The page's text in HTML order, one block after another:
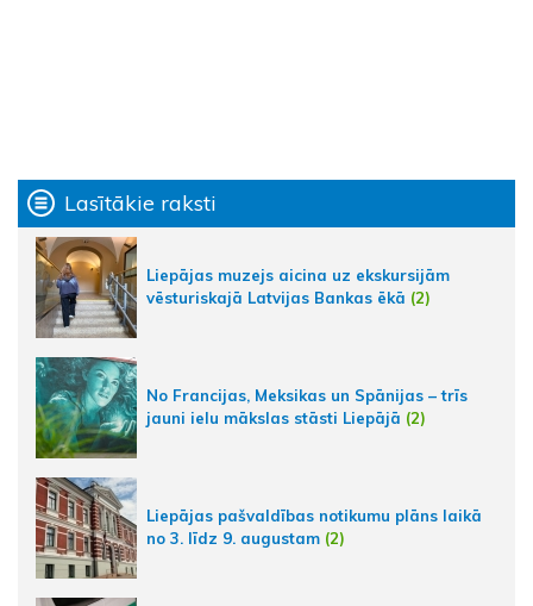
Lasītākie raksti
Liepājas muzejs aicina uz ekskursijām
vēsturiskajā Latvijas Bankas ēkā (2)
No Francijas, Meksikas un Spānijas – trīs
jauni ielu mākslas stāsti Liepājā (2)
Liepājas pašvaldības notikumu plāns laikā
no 3. līdz 9. augustam (2)